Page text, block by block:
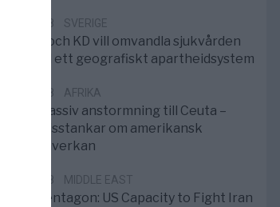
5/8 SVERIGE
S och KD vill omvandla sjukvården
till ett geografiskt apartheidsystem
3/8 AFRIKA
Massiv anstormning till Ceuta –
Misstankar om amerikansk
påverkan
2/8 MIDDLE EAST
Pentagon: US Capacity to Fight Iran